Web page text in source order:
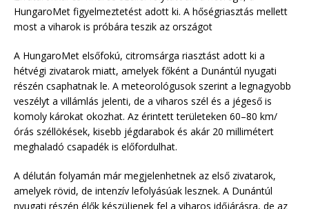
HungaroMet figyelmeztetést adott ki. A hőségriasztás mellett
most a viharok is próbára teszik az országot
A HungaroMet elsőfokú, citromsárga riasztást adott ki a
hétvégi zivatarok miatt, amelyek főként a Dunántúl nyugati
részén csaphatnak le. A meteorológusok szerint a legnagyobb
veszélyt a villámlás jelenti, de a viharos szél és a jégeső is
komoly károkat okozhat. Az érintett területeken 60–80 km/
órás széllökések, kisebb jégdarabok és akár 20 millimétert
meghaladó csapadék is előfordulhat.
A délután folyamán már megjelenhetnek az első zivatarok,
amelyek rövid, de intenzív lefolyásúak lesznek. A Dunántúl
nyugati részén élők készüljenek fel a viharos időjárásra, de az